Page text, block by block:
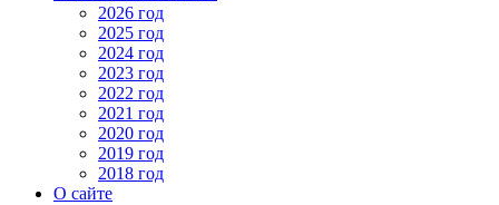
2026 год
2025 год
2024 год
2023 год
2022 год
2021 год
2020 год
2019 год
2018 год
О сайте